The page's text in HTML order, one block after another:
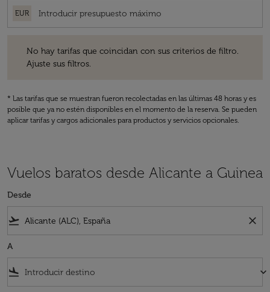
EUR
No hay tarifas que coincidan con sus criterios de filtro.
Ajuste sus filtros.
* Las tarifas que se muestran fueron recolectadas en las últimas 48 horas y es
posible que ya no estén disponibles en el momento de la reserva. Se pueden
aplicar tarifas y cargos adicionales para productos y servicios opcionales.
Vuelos baratos desde Alicante a Guinea
Desde
flight_takeoff close
A
flight_land keyboard_arrow_down